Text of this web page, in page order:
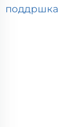
поддршка